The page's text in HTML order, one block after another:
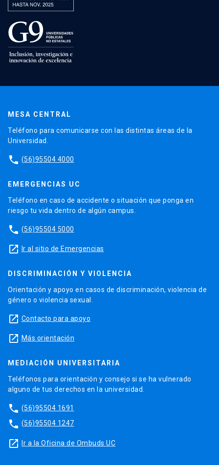
MESA CENTRAL
Teléfono para comunicarse con las distintas áreas de la
Universidad.
phone (56)95504 4000
EMERGENCIAS UC
Teléfono en caso de accidente o situación que ponga en
riesgo tu vida dentro de algún campus.
phone (56)95504 5000
launch Ir al sitio de Emergencias
DISCRIMINACIÓN Y VIOLENCIA
Orientación y apoyo en casos de discriminación, violencia de
género o violencia sexual.
launch Contacto para apoyo
launch Más orientación
MEDIACIÓN UNIVERSITARIA
Teléfonos para orientación y consejo si se ha vulnerado
alguno de tus derechos en la universidad.
phone (56)95504 1691
phone (56)95504 1247
launch Ir a la Oficina de Ombuds UC